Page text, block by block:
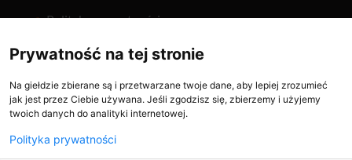
Polityka prywatności
Prywatność na tej stronie
Na giełdzie zbierane są i przetwarzane twoje dane, aby lepiej zrozumieć
jak jest przez Ciebie używana. Jeśli zgodzisz się, zbierzemy i użyjemy
twoich danych do analityki internetowej.
Polityka prywatności